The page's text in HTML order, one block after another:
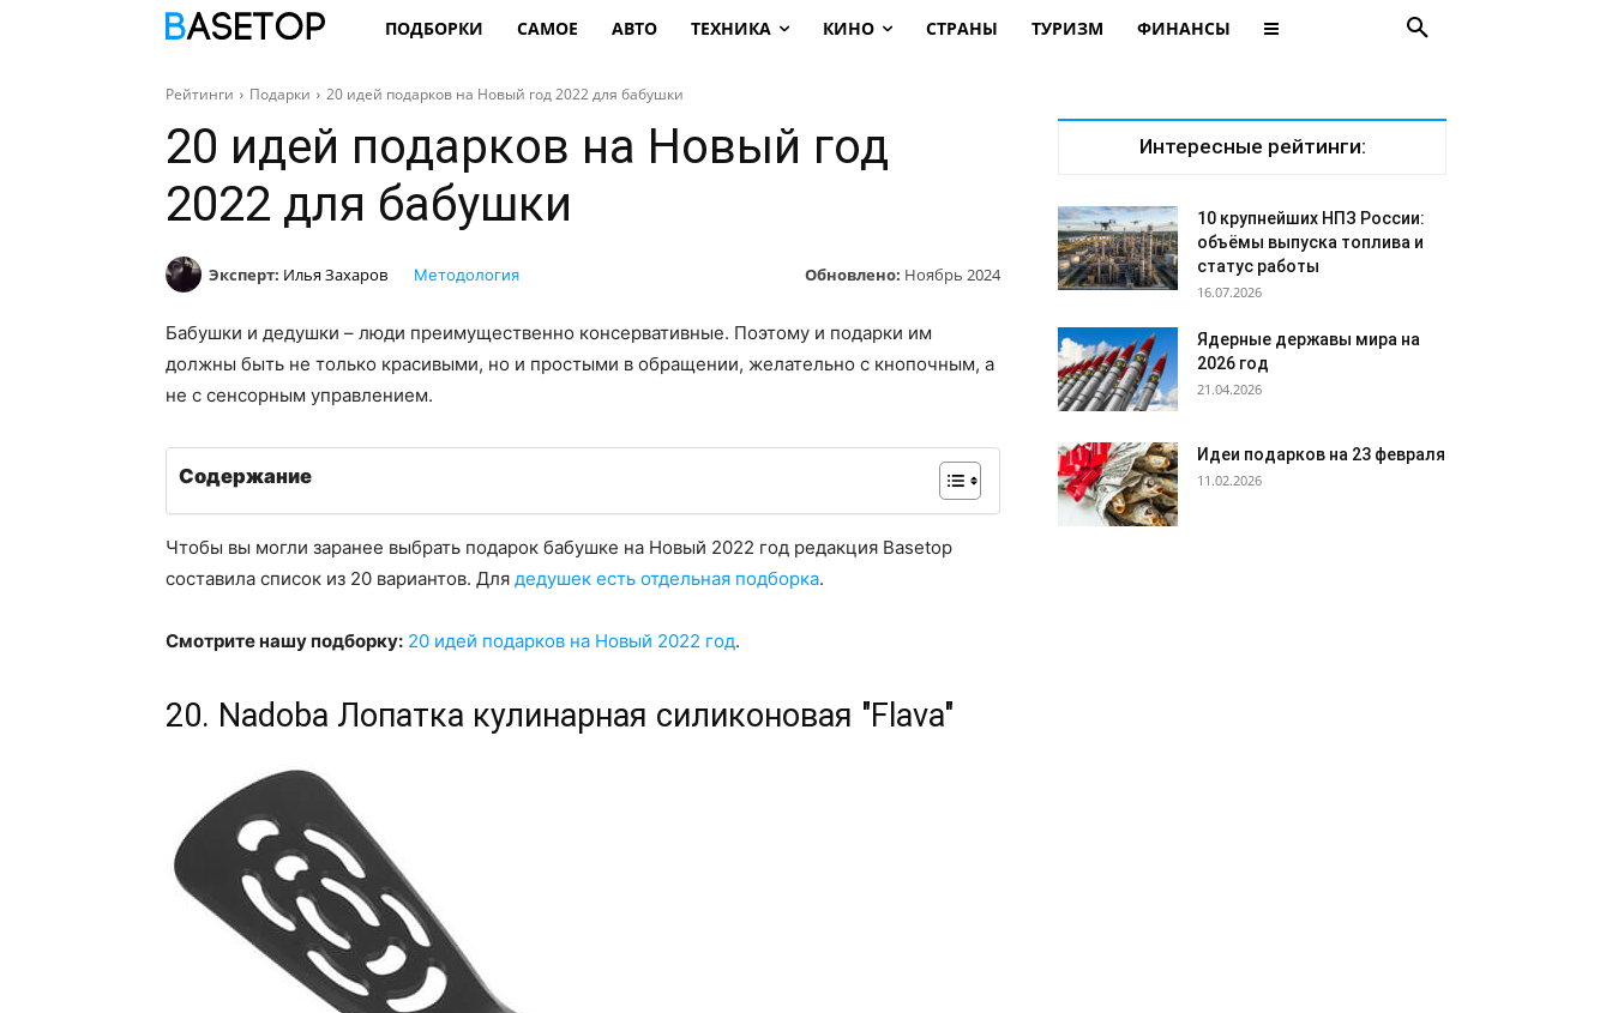
ПОДБОРКИ САМОЕ АВТО ТЕХНИКА КИНО СТРАНЫ ТУРИЗМ ФИНАНСЫ
Рейтинги Подарки 20 идей подарков на Новый год 2022 для бабушки
20 идей подарков на Новый год
2022 для бабушки
Эксперт: Илья Захаров Обновлено: Ноябрь 2024
Методология
Бабушки и дедушки – люди преимущественно консервативные. Поэтому и подарки им
должны быть не только красивыми, но и простыми в обращении, желательно с кнопочным, а
не с сенсорным управлением.
Содержание
Чтобы вы могли заранее выбрать подарок бабушке на Новый 2022 год редакция Basetop
составила список из 20 вариантов. Для дедушек есть отдельная подборка.
Смотрите нашу подборку: 20 идей подарков на Новый 2022 год.
20. Nadoba Лопатка кулинарная силиконовая "Flava"
Интересные рейтинги:
10 крупнейших НПЗ России:
объёмы выпуска топлива и
статус работы
16.07.2026
Ядерные державы мира на
2026 год
21.04.2026
Идеи подарков на 23 февраля
11.02.2026